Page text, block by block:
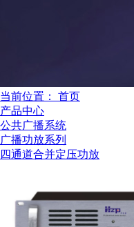
当前位置：
首页
产品中心
公共广播系统
广播功放系列
四通道合并定压功放